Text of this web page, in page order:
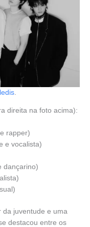
direita na foto acima):
rapper)
e vocalista)
dançarino)
da juventude e uma
destacou entre os